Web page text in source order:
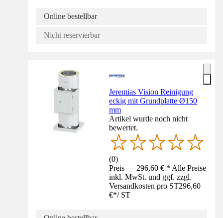
Online bestellbar
Nicht reservierbar
Jeremias Vision Reinigung
eckig mit Grundplatte Ø150
mm
Artikel wurde noch nicht
bewertet.
(0)
Preis — 296,60 € * Alle Preise
inkl. MwSt. und ggf. zzgl.
Versandkosten pro ST296,60
€*/ ST